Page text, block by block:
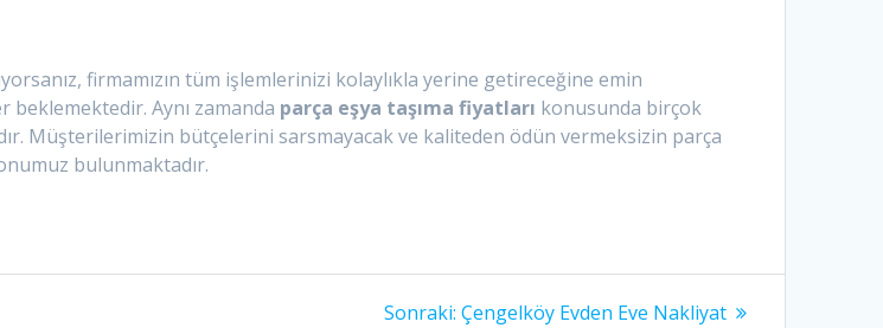
firmamızın tüm işlemlerinizi kolaylıkla yerine getireceğine emin
beklemektedir. Aynı zamanda parça eşya taşıma fiyatları konusunda birçok
Müşterilerimizin bütçelerini sarsmayacak ve kaliteden ödün vermeksizin parça
bulunmaktadır.
Sonraki: Sonraki
Çengelköy Evden Eve Nakliyat